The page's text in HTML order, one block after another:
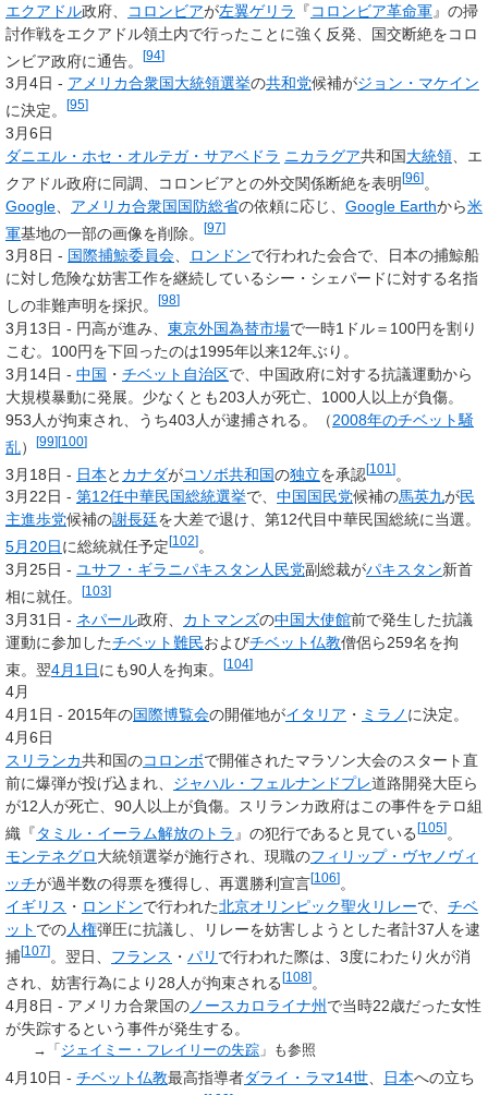
エクアドル政府、 コロンビアが左翼ゲリラ 『コロンビア革命軍』の掃
討作戦をエクアドル領土内で行ったことに強く反発、国交断絶をコロ
ンビア政府に通告。
[94]
3月4日 - アメリカ合衆国大統領選挙の共和党候補がジョン・マケイン
に決定。
[95]
3月6日
ダニエル・ホセ・オルテガ・サアベドラ ニカラグア共和国大統領 、エ
クアドル政府に同調、コロンビアとの外交関係断絶を表明 [96] 。
Google
アメリカ合衆国国防総省の依頼に応じ、 Google Earthから米
軍基地の一部の画像を削除。 [97]
3月8日 - 国際捕鯨委員会、 ロンドンで行われた会合で、日本の捕鯨船
に対し危険な妨害工作を継続しているシー・シェパードに対する名指
しの非難声明を採択。
[98]
3月13日 - 円高が進み、 東京外国為替市場で一時1ドル＝100円を割り
こむ。100円を下回ったのは1995年以来12年ぶり。
3月14日 - 中国 ・ チベット自治区で、中国政府に対する抗議運動から
大規模暴動に発展。少なくとも203人が死亡、1000人以上が負傷。
953人が拘束され、うち403人が逮捕される。（2008年のチベット騒
乱） [99][100]
3月18日 - 日本と カナダがコソボ共和国の独立を承認[101 ]。
3月22日 - 第12任中華民国総統選挙で、 中国国民党候補の馬英九が民
主進歩党候補の謝長廷を大差で退け、第12代目中華民国総統に当選。
5月20日に総統就任予定[102] 。
3月25日 - ユサフ・ギラニパキスタン人民党副総裁がパキスタン新首
相に就任。
[103]
3月31日 - ネパール政府、 カトマンズの中国大使館前で発生した抗議
運動に参加したチベット難民およびチベット仏教僧侶ら259名を拘
束。翌4月1日にも90人を拘束。 [104]
4月
4月1日 - 2015年の国際博覧会の開催地がイタリア ・ ミラノ に決定。
4月6日
スリランカ共和国のコロンボで開催されたマラソン大会のスタート直
前に爆弾が投げ込まれ、 ジャハル・フェルナンドプレ道路開発大臣ら
が12人が死亡、90人以上が負傷。スリランカ政府はこの事件をテロ組
織『タミル・イーラム解放のトラ 』の犯行であると見ている [105] 。
モンテネグロ大統領選挙が施行され、現職のフィリップ・ヴヤノヴィ
ッチが過半数の得票を獲得し、再選勝利宣言[106]。
イギリス ・ ロンドンで行われた北京オリンピック聖火リレーで、 チベ
ット での人権弾圧に抗議し、リレーを妨害しようとした者計37人を逮
捕[107]。翌日、 フランス ・ パリ で行われた際は、3度にわたり火が消
され、妨害行為により28人が拘束される [108] 。
4月8日 - アメリカ合衆国の ノースカロライナ州 で当時22歳だった女性
が失踪するという事件が発生する。
→「 ジェイミー・フレイリーの失踪 」も参照
4月10日 - チベット仏教最高指導者ダライ・ラマ14世、 日本への立ち